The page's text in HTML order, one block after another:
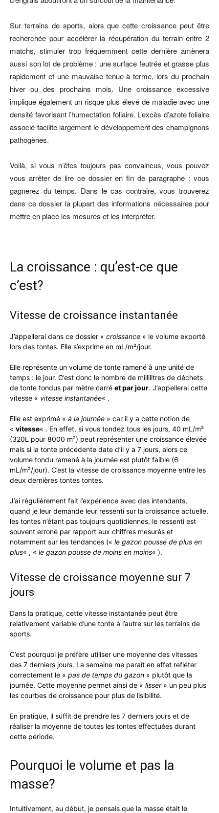
Sur terrains de sports, alors que cette croissance peut être
recherchée pour accélérer la récupération du terrain entre 2
matchs, stimuler trop fréquemment cette dernière amènera
aussi son lot de problème : une surface feutrée et grasse plus
rapidement et une mauvaise tenue à terme, lors du prochain
hiver ou des prochains mois. Une croissance excessive
implique également un risque plus élevé de maladie avec une
densité favorisant l’humectation foliaire. L’excès d’azote foliaire
associé facilite largement le développement des champignons
pathogènes.
Voilà, si vous n’êtes toujours pas convaincus, vous pouvez
vous arrêter de lire ce dossier en fin de paragraphe : vous
gagnerez du temps. Dans le cas contraire, vous trouverez
dans ce dossier la plupart des informations nécessaires pour
mettre en place les mesures et les interpréter.
La croissance : qu’est-ce que
c’est?
Vitesse de croissance instantanée
J’appellerai dans ce dossier « croissance » le volume exporté
lors des tontes. Elle s’exprime en mL/m²/jour.
Elle représente un volume de tonte ramené à une unité de
temps : le jour. C’est donc le nombre de millilitres de déchets
de tonte tondus par mètre carré et par jour. J’appellerai cette
vitesse « vitesse instantanée« .
Elle est exprimé « à la journée » car il y a cette notion de
« vitesse« . En effet, si vous tondez tous les jours, 40 mL/m²
(320L pour 8000 m²) peut représenter une croissance élevée
mais si la tonte précédente date d’il y a 7 jours, alors ce
volume tondu ramené à la journée est plutôt faible (6
mL/m²/jour). C’est la vitesse de croissance moyenne entre les
deux dernières tontes tontes.
J’ai régulièrement fait l’expérience avec des intendants,
quand je leur demande leur ressenti sur la croissance actuelle,
les tontes n’étant pas toujours quotidiennes, le ressenti est
souvent erroné par rapport aux chiffres mesurés et
notamment sur les tendances (« le gazon pousse de plus en
plus« , « le gazon pousse de moins en moins« ).
Vitesse de croissance moyenne sur 7
jours
Dans la pratique, cette vitesse instantanée peut être
relativement variable d’une tonte à l’autre sur les terrains de
sports.
C’est pourquoi je préfère utiliser une moyenne des vitesses
des 7 derniers jours. La semaine me paraît en effet refléter
correctement le « pas de temps du gazon » plutôt que la
journée. Cette moyenne permet ainsi de « lisser» un peu plus
les courbes de croissance pour plus de lisibilité.
En pratique, il suffit de prendre les 7 derniers jours et de
réaliser la moyenne de toutes les tontes effectuées durant
cette période.
Pourquoi le volume et pas la
masse?
Intuitivement, au début, je pensais que la masse était le